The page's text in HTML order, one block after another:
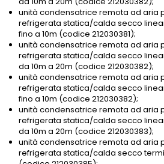
unità condensatrice remota ad aria
refrigerata statica/calda secco
fino a 10m (codice 212030381);
unità condensatrice remota ad aria
refrigerata statica/calda secco
da 10m a 20m (codice 212030382);
unità condensatrice remota ad aria
refrigerata statica/calda secco
fino a 10m (codice 212030382);
unità condensatrice remota ad aria
refrigerata statica/calda secco
da 10m a 20m (codice 212030383);
unità condensatrice remota ad aria
refrigerata statica/calda secco